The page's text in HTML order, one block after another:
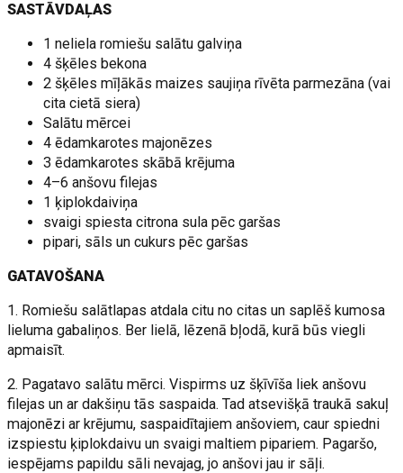
SASTĀVDAĻAS
1 neliela romiešu salātu galviņa
4 šķēles bekona
2 šķēles mīļākās maizes saujiņa rīvēta parmezāna (vai
cita cietā siera)
Salātu mērcei
4 ēdamkarotes majonēzes
3 ēdamkarotes skābā krējuma
4–6 anšovu filejas
1 ķiplokdaiviņa
svaigi spiesta citrona sula pēc garšas
pipari, sāls un cukurs pēc garšas
GATAVOŠANA
1. Romiešu salātlapas atdala citu no citas un saplēš kumosa
lieluma gabaliņos. Ber lielā, lēzenā bļodā, kurā būs viegli
apmaisīt.
2. Pagatavo salātu mērci. Vispirms uz šķīvīša liek anšovu
filejas un ar dakšiņu tās saspaida. Tad atsevišķā traukā sakuļ
majonēzi ar krējumu, saspaidītajiem anšoviem, caur spiedni
izspiestu ķiplokdaivu un svaigi maltiem pipariem. Pagaršo,
iespējams papildu sāli nevajag, jo anšovi jau ir sāļi.